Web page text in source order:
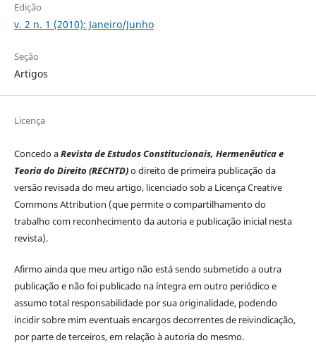
Edição
v. 2 n. 1 (2010): Janeiro/Junho
Seção
Artigos
Licença
Concedo aRevista de Estudos Constitucionais, Hermenêutica e
Teoria do Direito (RECHTD)o direito de primeira publicação da
versão revisada do meu artigo, licenciado sob a Licença Creative
Commons Attribution (que permite o compartilhamento do
trabalho com reconhecimento da autoria e publicação inicial nesta
revista).
Afirmo ainda que meu artigo não está sendo submetido a outra
publicação e não foi publicado na íntegra em outro periódico e
assumo total responsabilidade por sua originalidade, podendo
incidir sobre mim eventuais encargos decorrentes de reivindicação,
por parte de terceiros, em relação à autoria do mesmo.